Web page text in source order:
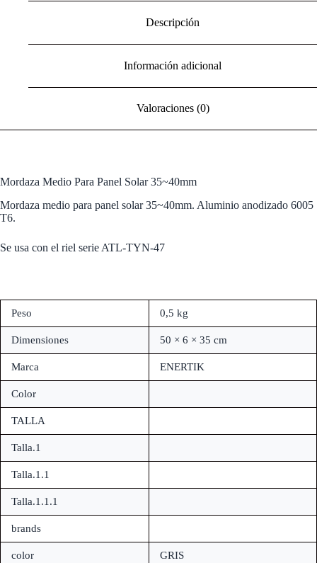
Descripción
Información adicional
Valoraciones (0)
Mordaza Medio Para Panel Solar 35~40mm
Mordaza medio para panel solar 35~40mm. Aluminio anodizado 6005
T6.
Se usa con el riel serie ATL-TYN-47
Peso 0,5 kg
Dimensiones 50 × 6 × 35 cm
Marca ENERTIK
Color
TALLA
Talla.1
Talla.1.1
Talla.1.1.1
brands
color GRIS